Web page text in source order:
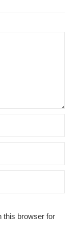
this browser for